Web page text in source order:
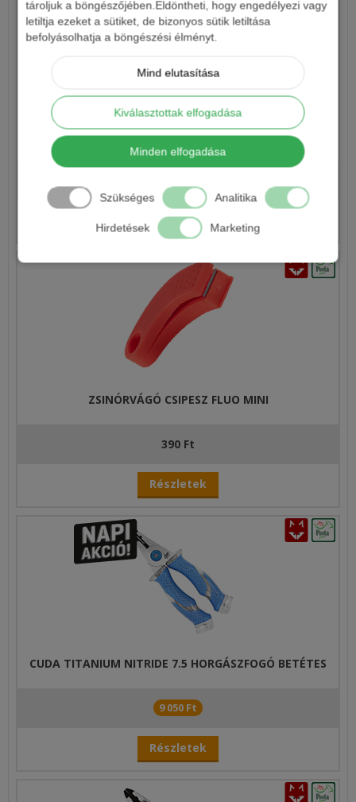
tároljuk a böngészőjében.Eldöntheti, hogy engedélyezi vagy
letiltja ezeket a sütiket, de bizonyos sütik letiltása
befolyásolhatja a böngészési élményt.
Mind elutasítása
Kiválasztottak elfogadása
Minden elfogadása
Szükséges Analitika
Hirdetések Marketing
L&K ROZSDAMENTES FONOTT ZSINÓR VÁGÓ OLLÓ
Részletek
ZSINÓRVÁGÓ CSIPESZ FLUO MINI
390 Ft
Részletek
CUDA TITANIUM NITRIDE 7.5 HORGÁSZFOGÓ BETÉTES
9 050 Ft
Részletek